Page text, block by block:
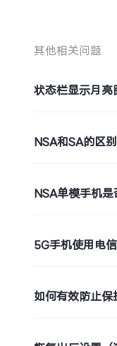
其他相关问题
状态栏显示月亮
NSA和SA的区别
NSA单模手机是
5G手机使用电
如何有效防止